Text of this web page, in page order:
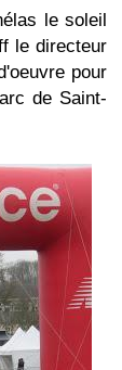
le soleil
le directeur
pour
de Saint-